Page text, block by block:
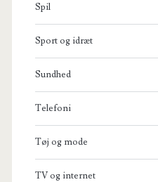
Spil
Sport og idræt
Sundhed
Telefoni
Tøj og mode
TV og internet